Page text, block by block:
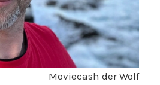
Moviecash der Wolf